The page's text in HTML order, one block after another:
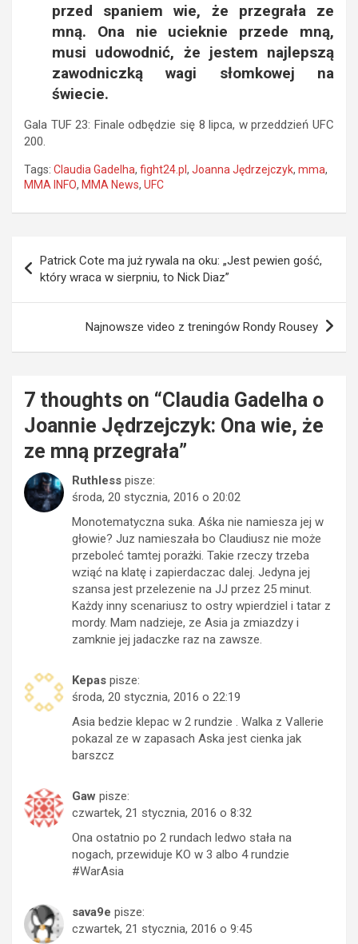
przed spaniem wie, że przegrała ze
mną. Ona nie ucieknie przede mną,
musi udowodnić, że jestem najlepszą
zawodniczką wagi słomkowej na
świecie.
Gala TUF 23: Finale odbędzie się 8 lipca, w przeddzień UFC
200.
Tags: Claudia Gadelha, fight24.pl, Joanna Jędrzejczyk, mma,
MMA INFO, MMA News, UFC
wpisu
Patrick Cote ma już rywala na oku: „Jest pewien gość,
który wraca w sierpniu, to Nick Diaz”
Najnowsze video z treningów Rondy Rousey
7 thoughts on “Claudia Gadelha o
Joannie Jędrzejczyk: Ona wie, że
ze mną przegrała”
Ruthless pisze:
środa, 20 stycznia, 2016 o 20:02
Monotematyczna suka. Aśka nie namiesza jej w
głowie? Juz namieszała bo Claudiusz nie może
przeboleć tamtej porażki. Takie rzeczy trzeba
wziąć na klatę i zapierdaczac dalej. Jedyna jej
szansa jest przelezenie na JJ przez 25 minut.
Każdy inny scenariusz to ostry wpierdziel i tatar z
mordy. Mam nadzieje, ze Asia ja zmiazdzy i
zamknie jej jadaczke raz na zawsze.
Kepas pisze:
środa, 20 stycznia, 2016 o 22:19
Asia bedzie klepac w 2 rundzie . Walka z Vallerie
pokazal ze w zapasach Aska jest cienka jak
barszcz
Gaw pisze:
czwartek, 21 stycznia, 2016 o 8:32
Ona ostatnio po 2 rundach ledwo stała na
nogach, przewiduje KO w 3 albo 4 rundzie
#WarAsia
sava9e pisze:
czwartek, 21 stycznia, 2016 o 9:45